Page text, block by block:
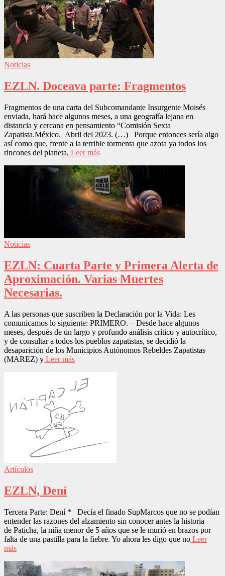
Noticias
EZLN. Doceava parte: Fragmentos
Fragmentos de una carta del Subcomandante Insurgente Moisés
enviada, hará hace algunos meses, a una geografía lejana en
distancia y cercana en pensamiento “Comisión Sexta
Zapatista.México. Abril del 2023. (…) Porque entonces sería algo
así como que, frente a la terrible tormenta que azota ya todos los
rincones del planeta, Leer más
Noticias
EZLN: Cuarta Parte y Primera Alerta de
Aproximación. Varias Muertes
Necesarias.
A las personas que suscriben la Declaración por la Vida: Les
comunicamos lo siguiente: PRIMERO. – Desde hace algunos
meses, después de un largo y profundo análisis crítico y autocrítico,
y de consultar a todos los pueblos zapatistas, se decidió la
desaparición de los Municipios Autónomos Rebeldes Zapatistas
(MAREZ) y Leer más
Artículos
EZLN, Dení
Tercera Parte: Dení * Decía el finado SupMarcos que no se podían
entender las razones del alzamiento sin conocer antes la historia
de Paticha, la niña menor de 5 años que se le murió en brazos por
falta de una pastilla para la fiebre. Yo ahora les digo que no Leer
más